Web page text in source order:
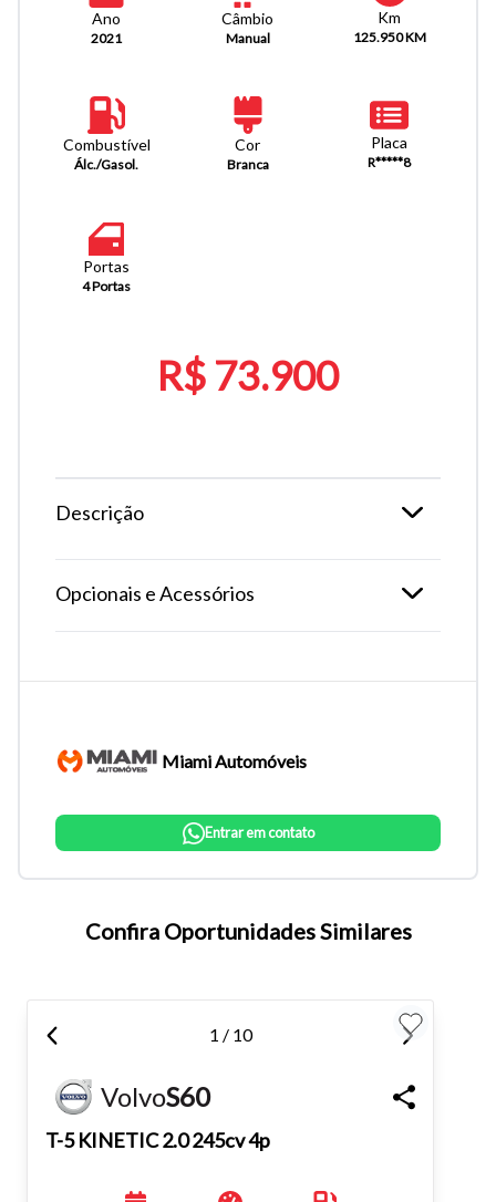
Tamanho do texto
atalhos Ctrl+ (para aumentar) e Ctrl- (para diminuir) no seu
teclado.
Fechar
Ano
2021
Câmbio
Manual
Km
125.950 KM
Combustível
Álc./Gasol.
Cor
Branca
Placa
R*****8
Portas
4 Portas
R$ 73.900
Descrição
Opcionais e Acessórios
Miami Automóveis
Entrar em contato
Confira Oportunidades Similares
1 / 10
VolvoS60
T-5 KINETIC 2.0 245cv 4p